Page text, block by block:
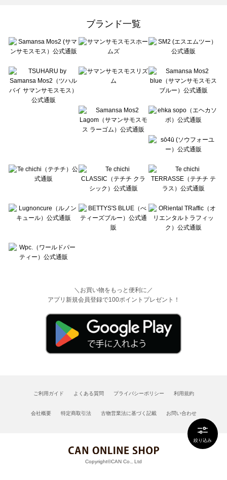
絞り込み
Te chichi（テチチ）の一覧
Te chichi CLASSIC（テチチ クラシック）の一覧
Lugnoncure（ルノンキュール）の一覧
BETTY'S BLUE（べティーズブルー）の一覧
Wpc.（ワールドパーティー）の一覧
ブランド一覧
＼お買い物をもっと便利に／
アプリ新規会員登録で100ポイントプレゼント！
ご利用ガイド よくある質問 プライバシーポリシー 利用規約
会社概要 特定商取引法 古物営業法に基づく記載 お問い合わせ
Copyright©CAN Co., Ltd